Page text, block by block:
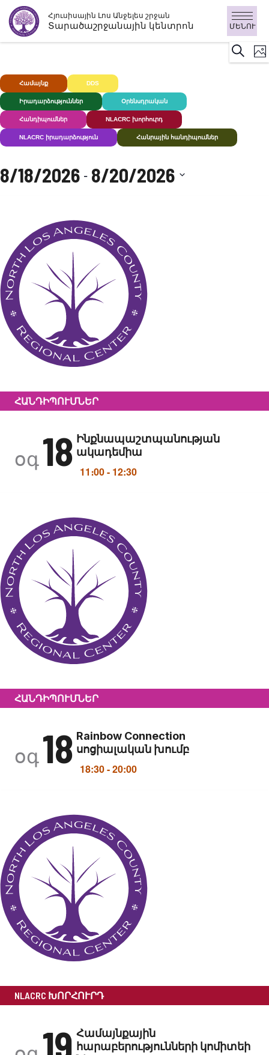
Անցնել
բովանդակությանըՀյուսիսային Լոս Անջելես շրջան
Տարածաշրջանային կենտրոն ՄԵՆՈՒ
Համայնք DDS
Իրադարձություններ Օրենսդրական
Հանդիպումներ NLACRC խորհուրդ
NLACRC իրադարձություն Հանրային հանդիպումներ
8/18/2026 - 8/20/2026
ՀԱՆԴԻՊՈՒՄՆԵՐ
օգ 18 Ինքնապաշտպանության
ակադեմիա
11։00- 12:30
ՀԱՆԴԻՊՈՒՄՆԵՐ
օգ 18 Rainbow Connection
սոցիալական խումբ
18:30-20:00
NLACRC ԽՈՐՀՈՒՐԴ
19 Համայնքային
հարաբերությունների կոմիտեի